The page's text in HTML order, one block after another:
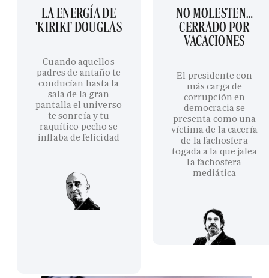
LA ENERGÍA DE
'KIRIKI' DOUGLAS
Cuando aquellos
padres de antaño te
conducían hasta la
sala de la gran
pantalla el universo
te sonreía y tu
raquítico pecho se
inflaba de felicidad
NO MOLESTEN…
CERRADO POR
VACACIONES
El presidente con
más carga de
corrupción en
democracia se
presenta como una
víctima de la cacería
de la fachosfera
togada a la que jalea
la fachosfera
mediática